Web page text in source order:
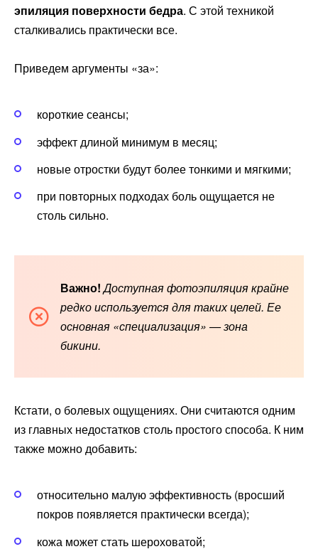
эпиляция поверхности бедра. С этой техникой
сталкивались практически все.
Приведем аргументы «за»:
короткие сеансы;
эффект длиной минимум в месяц;
новые отростки будут более тонкими и мягкими;
при повторных подходах боль ощущается не
столь сильно.
Важно! Доступная фотоэпиляция крайне
редко используется для таких целей. Ее
основная «специализация» — зона
бикини.
Кстати, о болевых ощущениях. Они считаются одним
из главных недостатков столь простого способа. К ним
также можно добавить:
относительно малую эффективность (вросший
покров появляется практически всегда);
кожа может стать шероховатой;